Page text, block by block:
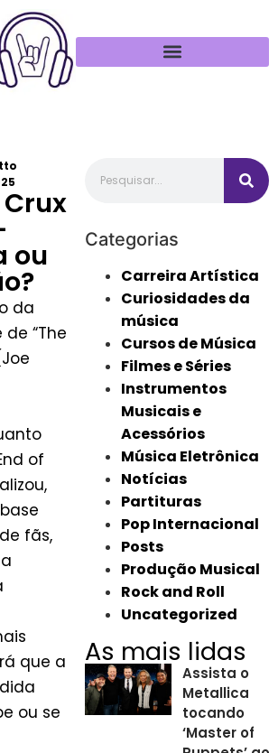
Crux
ou
da
“The
of
fãs,
que a
ou se
Categorias
Carreira Artística
Curiosidades da
música
Cursos de Música
Filmes e Séries
Instrumentos
Musicais e
Acessórios
Música Eletrônica
Notícias
Partituras
Pop Internacional
Posts
Produção Musical
Rock and Roll
Uncategorized
As mais lidas
Assista o
Metallica
tocando
‘Master of